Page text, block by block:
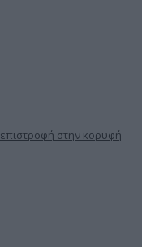
επιστροφή στην κορυφή